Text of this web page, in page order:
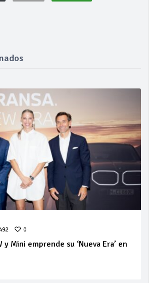
0
y Mini emprende su ‘Nueva Era’ en